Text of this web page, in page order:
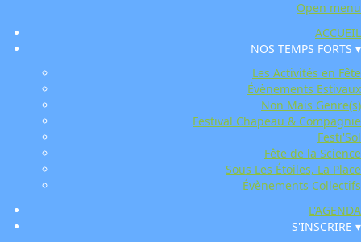
Open menu
ACCUEIL
NOS TEMPS FORTS ▾
Les Activités en Fête
Évènements Estivaux
Non Mais Genre(s)
Festival Chapeau & Compagnie
Festi'Sol
Fête de la Science
Sous Les Étoiles, La Place
Évènements Collectifs
L'AGENDA
S'INSCRIRE ▾